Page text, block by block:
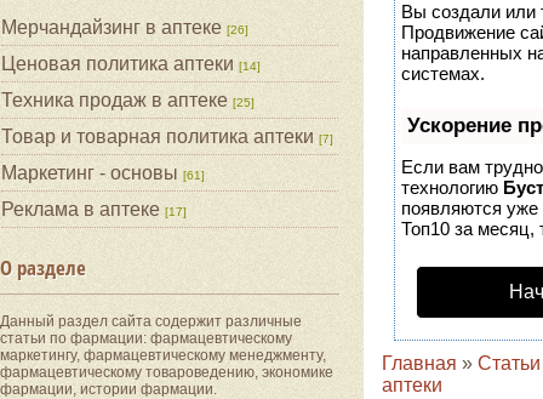
Мерчандайзинг в аптеке [26]
Ценовая политика аптеки [14]
Техника продаж в аптеке [25]
Товар и товарная политика аптеки [7]
Маркетинг - основы [61]
Реклама в аптеке [17]
О разделе
Данный раздел сайта содержит различные
статьи по фармации: фармацевтическому
маркетингу, фармацевтическому менеджменту,
фармацевтическому товароведению, экономике
фармации, истории фармации.
Вы создали или
Продвижение
направленных
системах.
Ускорение
Если вам
технологию Буст
появляются уже
Топ10 за месяц,
Главная » Статьи
аптеки